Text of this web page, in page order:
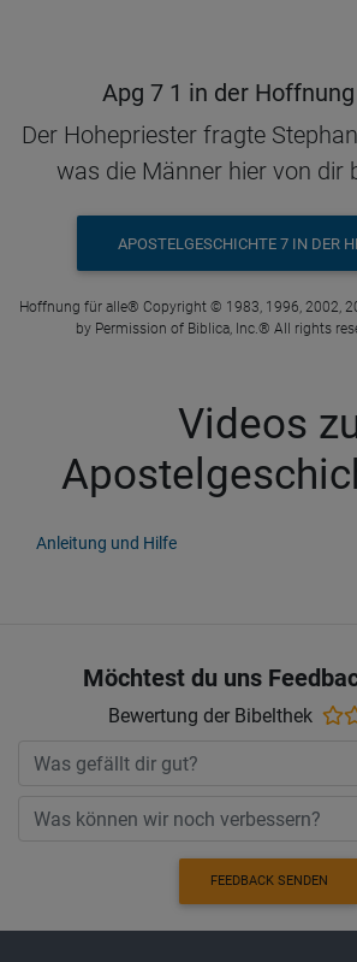
Apg 7 1 in der
Der Hohepriester fragte
was die Männer hier von dir
APOSTELGESCHICHTE 7 IN DER
Hoffnung für alle® Copyright © 1983, 1996, 2002,
by Permission of Biblica, Inc.® All rights
Videos
Anleitung und Hilfe
Möchtest du uns
Bewertung der Bibelthek
FEEDBACK SENDEN